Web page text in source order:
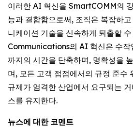
이러한 AI 혁신을 SmartCOMM의
능과 결합함으로써, 조직은 복잡하
니케이션 기술을 신속하게 퇴출할
Communications의 AI 혁신은 수작
까지의 시간을 단축하며, 명확성을
며, 모든 고객 접점에서의 규정 준수
규제가 엄격한 산업에서 요구되는
스를 유지한다.
뉴스에 대한 코멘트